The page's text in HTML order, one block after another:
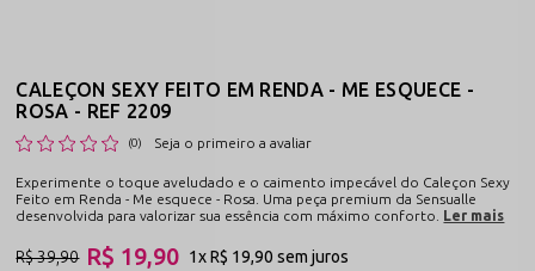
CALEÇON SEXY FEITO EM RENDA - ME ESQUECE -
ROSA - REF 2209
(0) Seja o primeiro a avaliar
Experimente o toque aveludado e o caimento impecável do Caleçon Sexy
Feito em Renda - Me esquece - Rosa. Uma peça premium da Sensualle
desenvolvida para valorizar sua essência com máximo conforto.
Ler mais
R$ 39,90 R$ 19,90 1xR$ 19,90sem juros